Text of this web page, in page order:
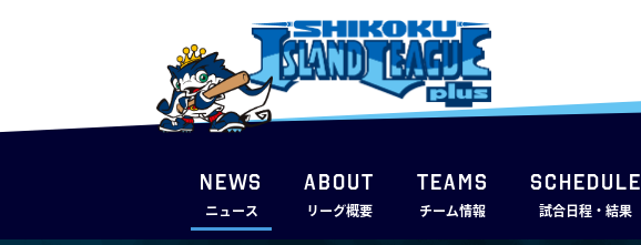
NEWS
ニュース
ABOUT
リーグ概要
TEAMS
チーム情報
SCHEDULE
試合日程・結果